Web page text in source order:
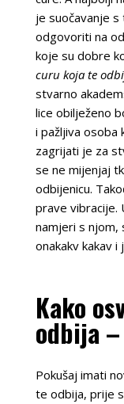
je suočavanje
odgovoriti na
koje su dobre
curu koja te
stvarno
lice obilježeno
i pažljiva osoba
zagrijati je za
se ne mijenjaj
odbijenicu.
prave vibracije.
namjeri s njom,
onakakv kakav i
Kako
odbija
Pokušaj imati
te odbija, prije